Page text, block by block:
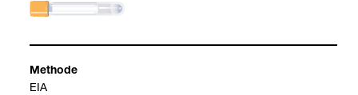
Methode
EIA